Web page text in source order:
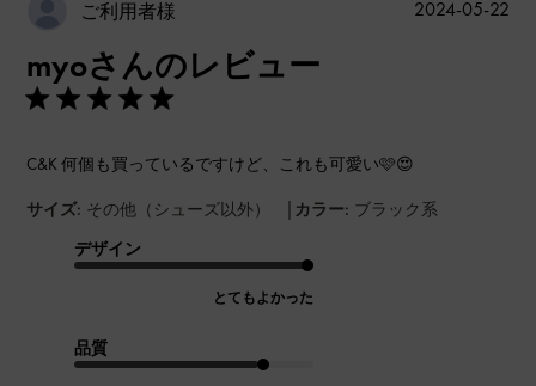
ご利用者様
myoさんのレビュー
C&K 何個も買っているですけど、これも可愛い🩷😍
サイズ: その他（シューズ以外） | カラー: ブラック系
デザイン
とてもよかった
品質
公
2024-05-22